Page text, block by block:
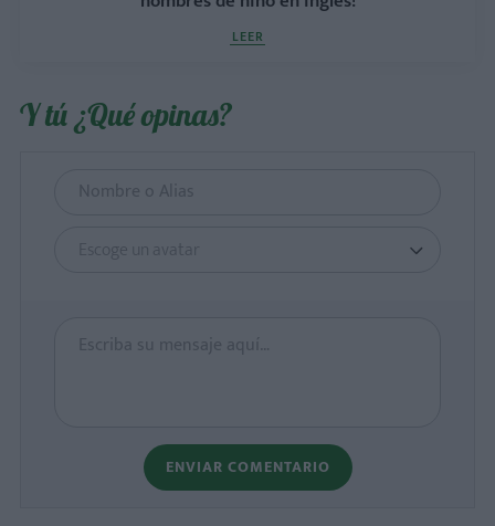
LEER
Y tú ¿Qué opinas?
Escoge un avatar
ENVIAR COMENTARIO